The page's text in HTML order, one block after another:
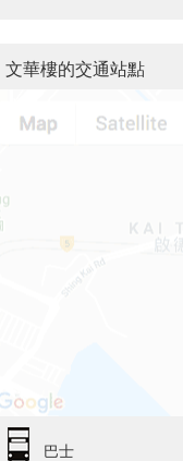
文華樓的交通站點
巴士